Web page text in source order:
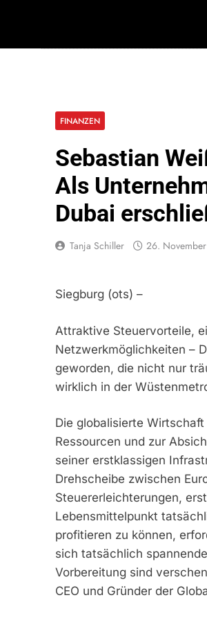
FINANZEN
Sebastian
Als
Dubai
Tanja Schiller 26.
Siegburg (ots) –
Attraktive Steuervorteile,
Netzwerkmöglichkeiten –
geworden, die nicht nur
wirklich in der
Die globalisierte
Ressourcen und zur
seiner erstklassigen
Drehscheibe zwischen
Steuererleichterungen,
Lebensmittelpunkt
profitieren zu können,
sich tatsächlich
Vorbereitung sind
CEO und Gründer der